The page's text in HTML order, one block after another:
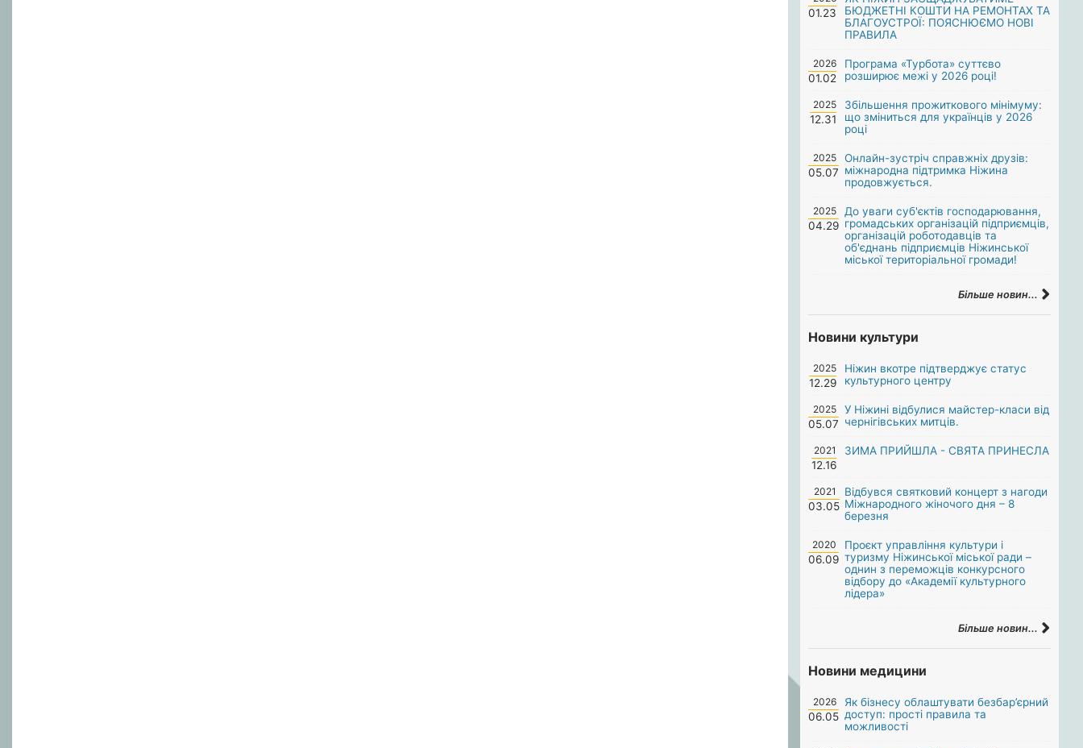
01.23
БЮДЖЕТНІ КОШТИ НА РЕМОНТАХ ТА
БЛАГОУСТРОЇ: ПОЯСНЮЄМО НОВІ
ПРАВИЛА
2026
01.02
Програма «Турбота» суттєво
розширює межі у 2026 році!
2025
12.31
Збільшення прожиткового мінімуму:
що зміниться для українців у 2026
році
2025
05.07
Онлайн-зустріч справжніх друзів:
міжнародна підтримка Ніжина
продовжується.
2025
04.29
До уваги суб'єктів господарювання,
громадських організацій підприємців,
організацій роботодавців та
об'єднань підприємців Ніжинської
міської територіальної громади!
Більше новин...
Новини культури
2025
12.29
Ніжин вкотре підтверджує статус
культурного центру
2025
05.07
У Ніжині відбулися майстер-класи від
чернігівських митців.
2021
12.16
ЗИМА ПРИЙШЛА - СВЯТА ПРИНЕСЛА
2021
03.05
Відбувся святковий концерт з нагоди
Міжнародного жіночого дня – 8
березня
2020
06.09
Проєкт управління культури і
туризму Ніжинської міської ради –
однин з переможців конкурсного
відбору до «Академії культурного
лідера»
Більше новин...
Новини медицини
2026
06.05
Як бізнесу облаштувати безбар’єрний
доступ: прості правила та
можливості